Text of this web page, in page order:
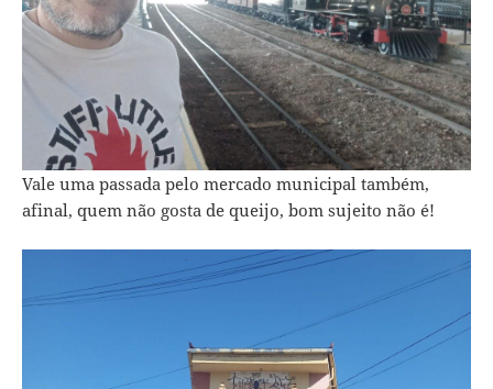
Vale uma passada pelo mercado municipal também,
afinal, quem não gosta de queijo, bom sujeito não é!